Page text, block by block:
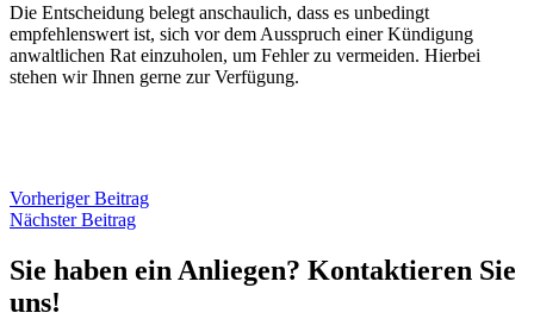
Die Entscheidung belegt anschaulich, dass es unbedingt
empfehlenswert ist, sich vor dem Ausspruch einer Kündigung
anwaltlichen Rat einzuholen, um Fehler zu vermeiden. Hierbei
stehen wir Ihnen gerne zur Verfügung.
Vorheriger Beitrag
Nächster Beitrag
Sie haben ein Anliegen? Kontaktieren Sie
uns!